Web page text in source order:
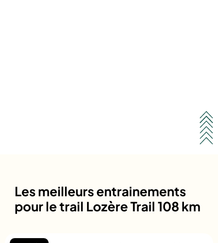
Les meilleurs entrainements
pour le trail Lozère Trail 108 km